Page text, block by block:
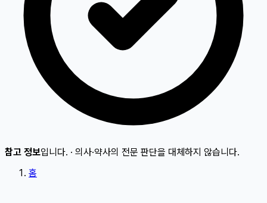
참고 정보입니다. · 의사·약사의 전문 판단을 대체하지 않습니다.
홈